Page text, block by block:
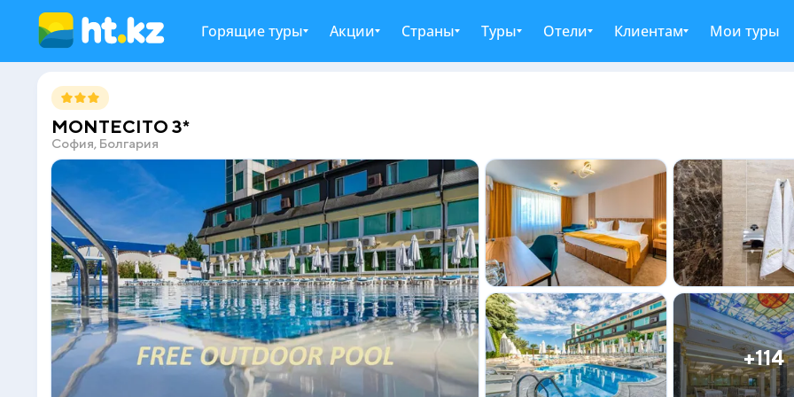
Горящие туры Акции Страны Туры Отели Клиентам Мои туры
MONTECITO 3*
София, Болгария
+114